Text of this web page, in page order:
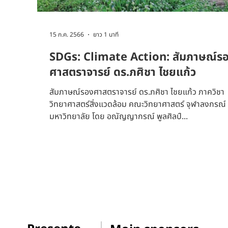
SDGs: Climate Action: สัมภาษณ์ร
ศาสตราจารย์ ดร.ภศิชา ไชยแก้ว
สัมภาษณ์รองศาสตราจารย์ ดร.ภศิชา ไชยแก้ว ภาควิชา
วิทยาศาสตร์สิ่งแวดล้อม คณะวิทยาศาสตร์ จุฬาลงกรณ์
มหาวิทยาลัย โดย อณัญญากรณ์ พูลศิลป์...
15 ก.ค. 2566 ยาว 1 นาที